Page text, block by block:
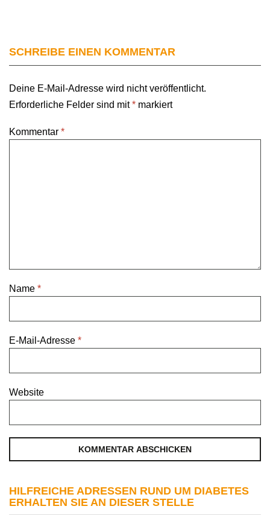
SCHREIBE EINEN KOMMENTAR
Deine E-Mail-Adresse wird nicht veröffentlicht.
Erforderliche Felder sind mit* markiert
Kommentar *
Name *
E-Mail-Adresse *
Website
HILFREICHE ADRESSEN RUND UM DIABETES
ERHALTEN SIE AN DIESER STELLE